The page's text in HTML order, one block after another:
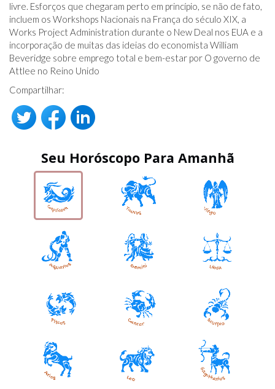
livre. Esforços que chegaram perto em princípio, se não de fato,
incluem os Workshops Nacionais na França do século XIX, a
Works Project Administration durante o New Deal nos EUA e a
incorporação de muitas das ideias do economista William
Beveridge sobre emprego total e bem-estar por O governo de
Attlee no Reino Unido
Compartilhar:
Seu Horóscopo Para Amanhã